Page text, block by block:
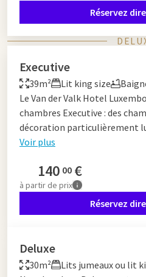
Réservez
Executive
39m² Lit king size
Le Van der Valk Hotel
chambres Executive : des
décoration particulièrement
Voir plus
140 00 €
à partir de prix
Réservez
Deluxe
30m² Lits jumeaux ou lit